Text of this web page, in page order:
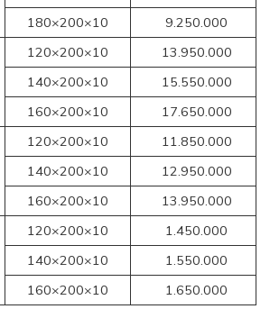
180×200×10
9.250.000
120×200×10
13.950.000
140×200×10
15.550.000
160×200×10
17.650.000
120×200×10
11.850.000
140×200×10
12.950.000
160×200×10
13.950.000
120×200×10
1.450.000
140×200×10
1.550.000
160×200×10
1.650.000